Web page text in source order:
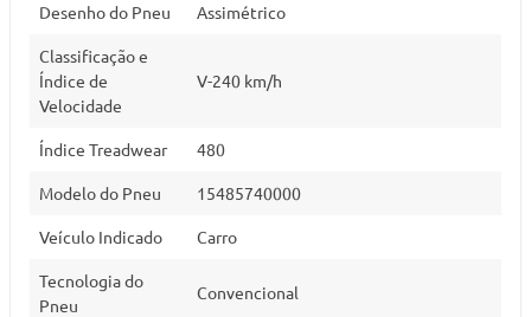
Desenho do Pneu Assimétrico
Classificação e
Índice de
Velocidade
V-240 km/h
Índice Treadwear 480
Modelo do Pneu 15485740000
Veículo Indicado Carro
Tecnologia do
Pneu
Convencional